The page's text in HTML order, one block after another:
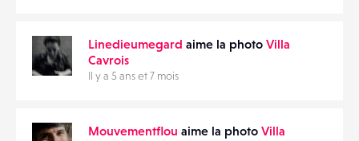
Linedieumegard aime la photo Villa
Cavrois
Il y a 5 ans et 7 mois
Mouvementflou aime la photo Villa